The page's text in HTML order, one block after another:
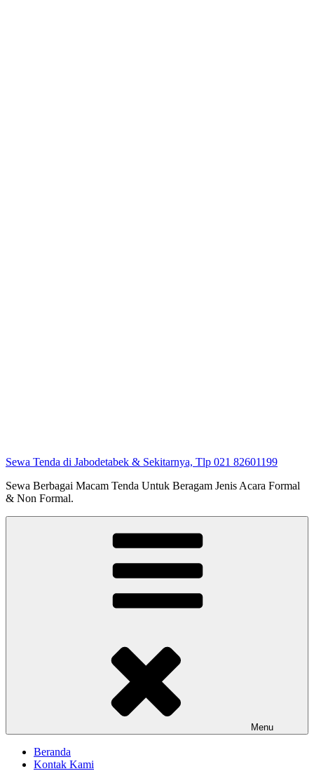
Sewa Tenda di Jabodetabek & Sekitarnya, Tlp 021 82601199
Sewa Berbagai Macam Tenda Untuk Beragam Jenis Acara Formal
& Non Formal.
Menu
Beranda
Kontak Kami